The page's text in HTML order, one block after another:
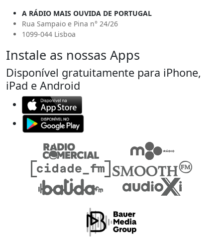
A RÁDIO MAIS OUVIDA DE PORTUGAL
Rua Sampaio e Pina n° 24/26
1099-044 Lisboa
Instale as nossas Apps
Disponível gratuitamente para iPhone,
iPad e Android